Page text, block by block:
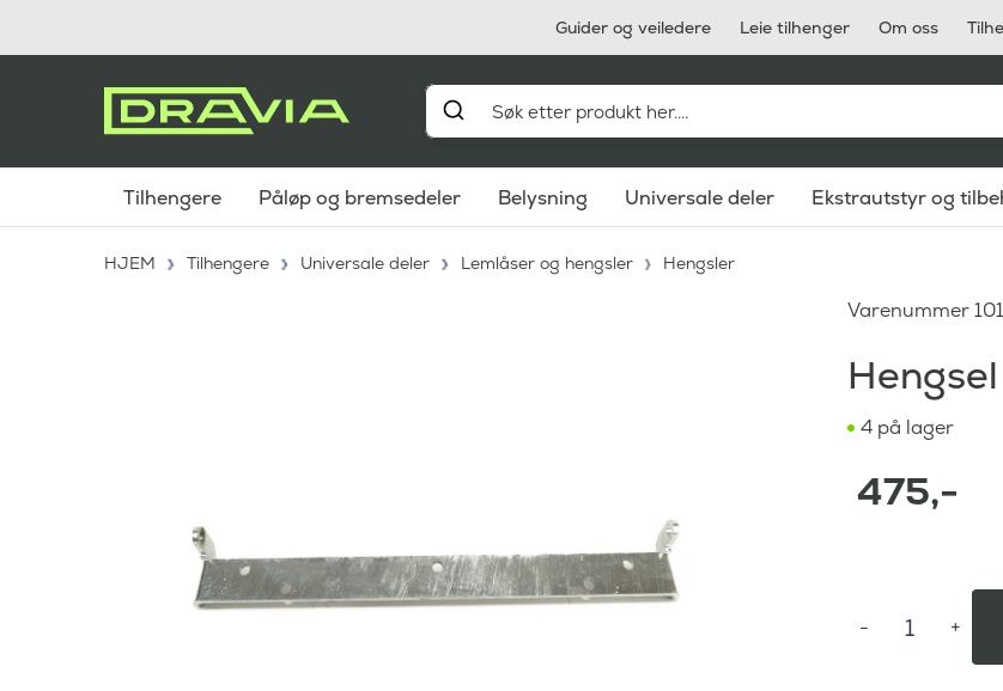
Guider og veiledere Leie tilhenger Om oss
Tilhengere Påløp og bremsedeler Belysning Universale deler Ekstrautstyr og
HJEM Tilhengere Universale deler Lemlåser og hengsler Hengsler
Varenummer
4 på lager
475,-